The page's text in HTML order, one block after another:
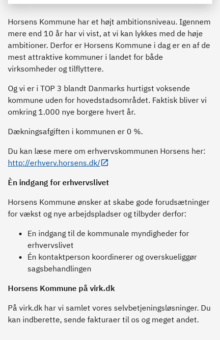
Horsens Kommune har et højt ambitionsniveau. Igennem
mere end 10 år har vi vist, at vi kan lykkes med de høje
ambitioner. Derfor er Horsens Kommune i dag er en af de
mest attraktive kommuner i landet for både
virksomheder og tilflyttere.
Og vi er i TOP 3 blandt Danmarks hurtigst voksende
kommune uden for hovedstadsområdet. Faktisk bliver vi
omkring 1.000 nye borgere hvert år.
Dækningsafgiften i kommunen er 0 %.
Du kan læse mere om erhvervskommunen Horsens her:
http://erhverv.horsens.dk/
Èn indgang for erhvervslivet
Horsens Kommune ønsker at skabe gode forudsætninger
for vækst og nye arbejdspladser og tilbyder derfor:
En indgang til de kommunale myndigheder for
erhvervslivet
Én kontaktperson koordinerer og overskueliggør
sagsbehandlingen
Horsens Kommune på virk.dk
På virk.dk har vi samlet vores selvbetjeningsløsninger. Du
kan indberette, sende fakturaer til os og meget andet.